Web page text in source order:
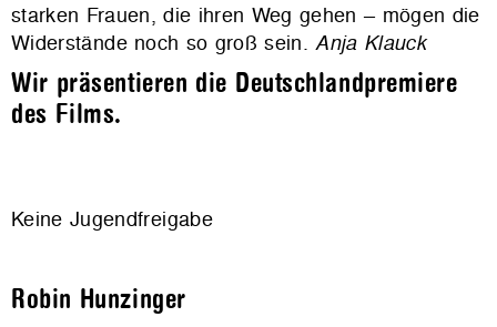
starken Frauen, die ihren Weg gehen – mögen die
Widerstände noch so groß sein.Anja Klauck
Wir präsentieren die Deutschlandpremiere
des Films.
Keine Jugendfreigabe
Robin Hunzinger